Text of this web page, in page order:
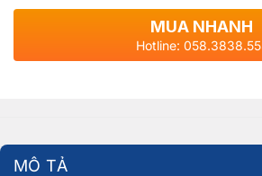
MUA NHANH
Hotline:
MÔ TẢ